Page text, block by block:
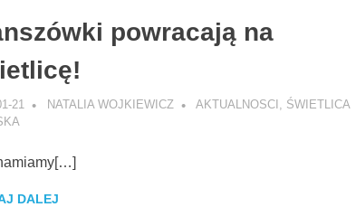
powracają na
21 NATALIA WOJKIEWICZ AKTUALNOSCI
ŚWIETLICA
DALEJ